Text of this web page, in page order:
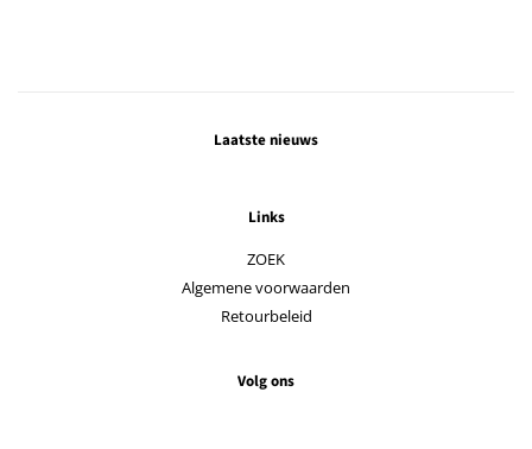
Laatste nieuws
Links
ZOEK
Algemene voorwaarden
Retourbeleid
Volg ons